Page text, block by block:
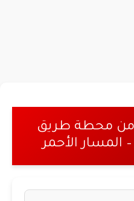
من محطة طريق
المسار الأحمر